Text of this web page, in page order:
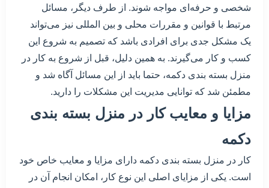
شخصی و حرفه‌ای مواجه شوند. از طرف دیگر، مسائل
مرتبط با قوانین و مقررات محلی و بین المللی نیز می‌تواند
یک مشکل جدی برای افرادی باشد که تصمیم به شروع این
کسب و کار می‌گیرند. به همین دلیل، قبل از شروع به کار در
منزل بسته بندی دکمه، حتما باید از این مسائل آگاه شد و
مطمئن شد که توانایی مدیریت این مشکلات را دارید.
مزایا و معایب کار در منزل بسته بندی
دکمه
کار در منزل بسته بندی دکمه دارای مزایا و معایب خاص خود
است. یکی از مزایای اصلی این نوع کار، امکان انجام آن در